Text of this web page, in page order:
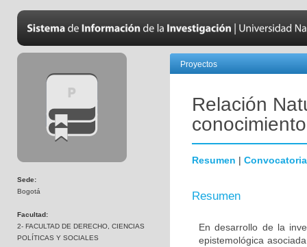
Sede:
Bogotá
Facultad:
2- FACULTAD DE DERECHO, CIENCIAS
POLÍTICAS Y SOCIALES
Proyectos
Relación
Resumen | Convocatoria
Resumen
En desarrollo de la
epistemológica